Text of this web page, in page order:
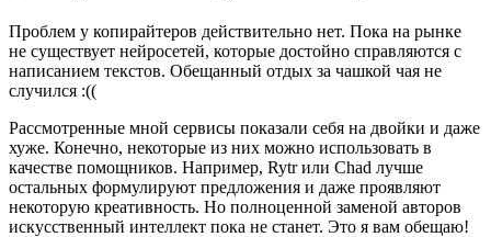
Проблем у копирайтеров действительно нет. Пока на рынке
не существует нейросетей, которые достойно справляются с
написанием текстов. Обещанный отдых за чашкой чая не
случился :((
Рассмотренные мной сервисы показали себя на двойки и даже
хуже. Конечно, некоторые из них можно использовать в
качестве помощников. Например, Rytr или Chad лучше
остальных формулируют предложения и даже проявляют
некоторую креативность. Но полноценной заменой авторов
искусственный интеллект пока не станет. Это я вам обещаю!